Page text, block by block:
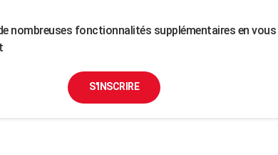
nombreuses fonctionnalités supplémentaires en vous
S'INSCRIRE